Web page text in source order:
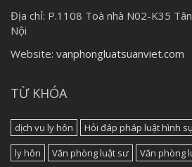
Địa chỉ: P.1108 Toà nhà N02-K35
Nội
Website: vanphongluatsuanviet.com
TỪ KHÓA
dịch vụ ly hôn Hỏi đáp pháp luật hình
ly hôn
Văn phòng luật sư Văn phòng